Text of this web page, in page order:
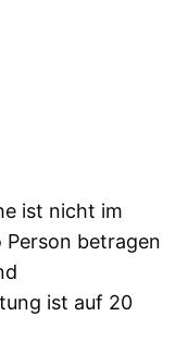
ist nicht im
Person betragen
ist auf 20